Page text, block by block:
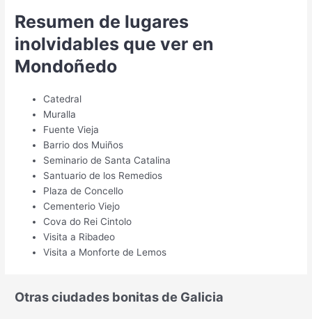
Resumen de lugares
inolvidables que ver en
Mondoñedo
Catedral
Muralla
Fuente Vieja
Barrio dos Muiños
Seminario de Santa Catalina
Santuario de los Remedios
Plaza de Concello
Cementerio Viejo
Cova do Rei Cintolo
Visita a Ribadeo
Visita a Monforte de Lemos
Otras ciudades bonitas de Galicia